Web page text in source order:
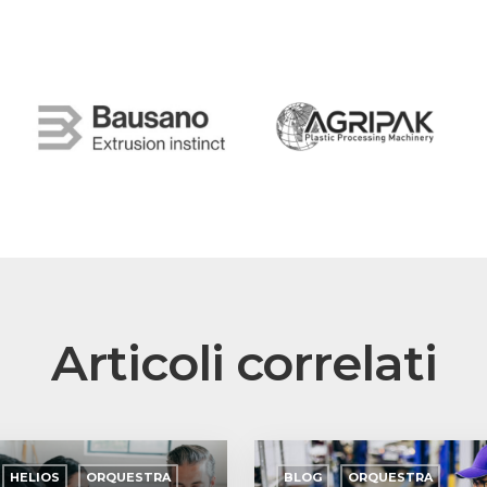
Articoli correlati
HELIOS ORQUESTRA
Nuovo
iperammortamento
BLOG ORQUESTRA
Come